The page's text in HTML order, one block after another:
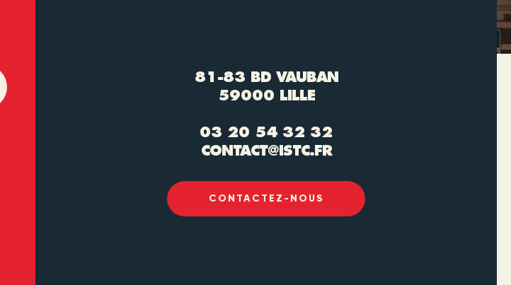
81-83 BD VAUBAN
59000 LILLE
03 20 54 32 32
CONTACT@ISTC.FR
CONTACTEZ-NOUS